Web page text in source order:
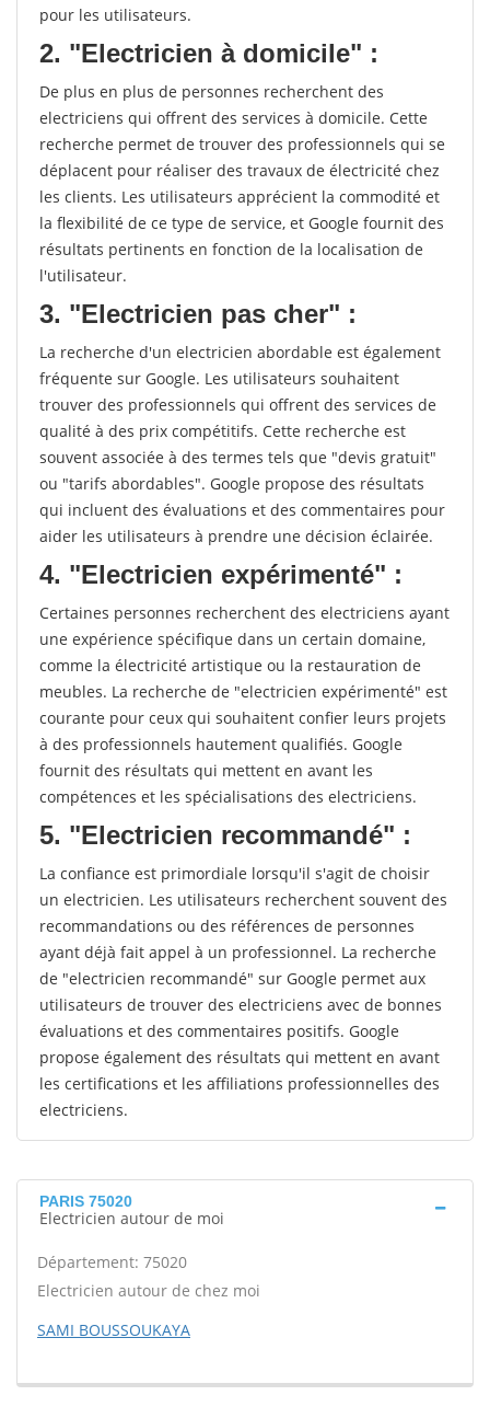
pour les utilisateurs.
2. "Electricien à domicile" :
De plus en plus de personnes recherchent des
electriciens qui offrent des services à domicile. Cette
recherche permet de trouver des professionnels qui se
déplacent pour réaliser des travaux de électricité chez
les clients. Les utilisateurs apprécient la commodité et
la flexibilité de ce type de service, et Google fournit des
résultats pertinents en fonction de la localisation de
l'utilisateur.
3. "Electricien pas cher" :
La recherche d'un electricien abordable est également
fréquente sur Google. Les utilisateurs souhaitent
trouver des professionnels qui offrent des services de
qualité à des prix compétitifs. Cette recherche est
souvent associée à des termes tels que "devis gratuit"
ou "tarifs abordables". Google propose des résultats
qui incluent des évaluations et des commentaires pour
aider les utilisateurs à prendre une décision éclairée.
4. "Electricien expérimenté" :
Certaines personnes recherchent des electriciens ayant
une expérience spécifique dans un certain domaine,
comme la électricité artistique ou la restauration de
meubles. La recherche de "electricien expérimenté" est
courante pour ceux qui souhaitent confier leurs projets
à des professionnels hautement qualifiés. Google
fournit des résultats qui mettent en avant les
compétences et les spécialisations des electriciens.
5. "Electricien recommandé" :
La confiance est primordiale lorsqu'il s'agit de choisir
un electricien. Les utilisateurs recherchent souvent des
recommandations ou des références de personnes
ayant déjà fait appel à un professionnel. La recherche
de "electricien recommandé" sur Google permet aux
utilisateurs de trouver des electriciens avec de bonnes
évaluations et des commentaires positifs. Google
propose également des résultats qui mettent en avant
les certifications et les affiliations professionnelles des
electriciens.
PARIS 75020
Electricien autour de moi
Département: 75020
Electricien autour de chez moi
SAMI BOUSSOUKAYA